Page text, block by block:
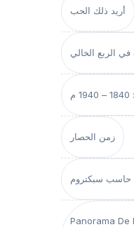
أريد ذلك الحب
في الربع الخالي
زمن الحصار
Panorama De